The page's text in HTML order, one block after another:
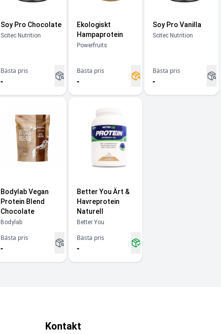
Soy Pro Chocolate
Scitec Nutrition
Bästa pris
-
Ekologiskt
Hampaprotein
Powerfruits
Bästa pris
-
Soy Pro Vanilla
Scitec Nutrition
Bästa pris
-
Bodylab Vegan
Protein Blend
Chocolate
Bodylab
Bästa pris
-
Better You Ärt &
Havreprotein
Naturell
Better You
Bästa pris
-
Kontakt